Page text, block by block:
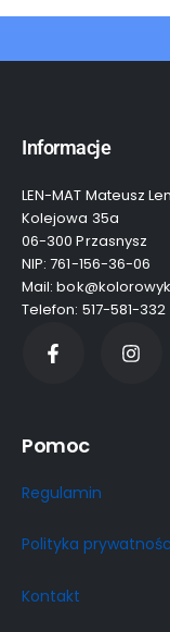
Informacje
LEN-MAT Mateusz
Kolejowa 35a
06-300 Przasnysz
NIP: 761-156-36-06
Mail:
Telefon: 517-581-332
Pomoc
Regulamin
Polityka
Kontakt